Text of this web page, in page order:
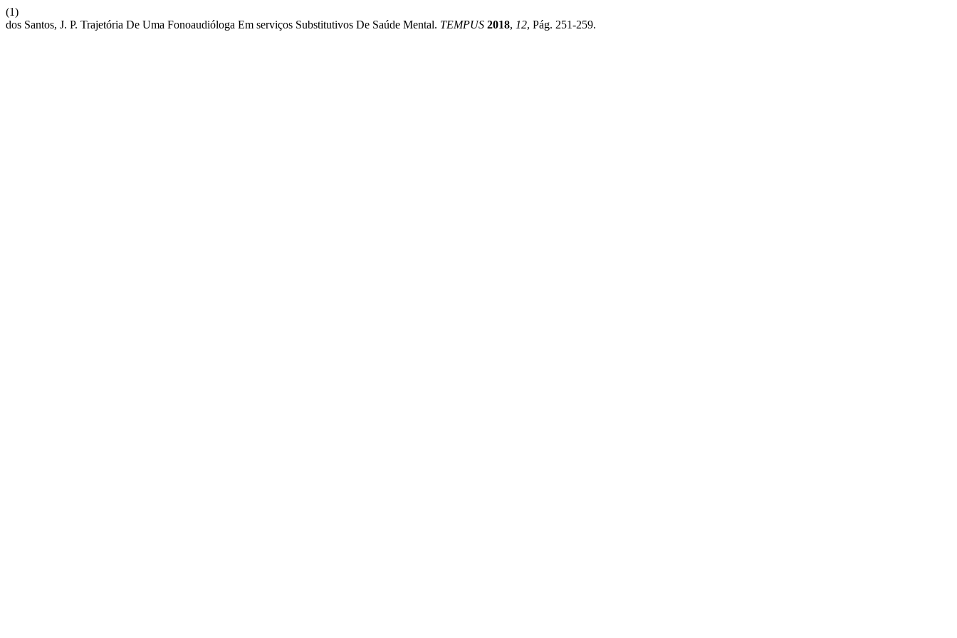
(1)
dos Santos, J. P. Trajetória De Uma Fonoaudióloga Em serviços Substitutivos De Saúde Mental. TEMPUS 2018, 12, Pág. 251-259.